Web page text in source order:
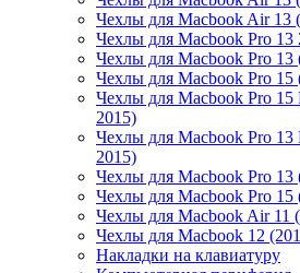
Чехлы для Macbook Air 13
Чехлы для Macbook Pro 13
Чехлы для Macbook Pro 13
Чехлы для Macbook Pro 15
Чехлы для Macbook Pro 15
2015)
Чехлы для Macbook Pro 13
2015)
Чехлы для Macbook Pro 13
Чехлы для Macbook Pro 15
Чехлы для Macbook Air 11
Чехлы для Macbook 12
Накладки на клавиатуру